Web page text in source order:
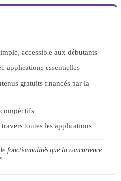
accessible aux débutants
applications essentielles
gratuits financés par la
toutes les applications
fonctionnalités que la concurrence